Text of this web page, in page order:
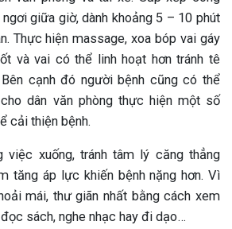
giữa giờ, dành khoảng 5 – 10 phút
Thực hiện massage, xoa bóp vai gáy
và vai có thể linh hoạt hơn tránh tê
cạnh đó người bệnh cũng có thể
dân văn phòng thực hiện một số
cải thiện bệnh.
việc xuống, tránh tâm lý căng thẳng
tăng áp lực khiến bệnh nặng hơn. Vì
mái, thư giãn nhất bằng cách xem
sách, nghe nhạc hay đi dạo…